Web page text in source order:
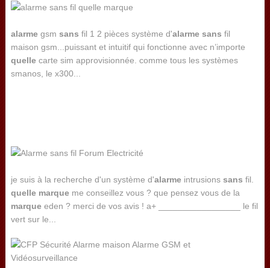
alarmegsm sans fil 1 2 pièces système d'alarme sans fil
maison gsm...puissant et intuitif qui fonctionne avec n’importe
quellecarte sim approvisionnée. comme tous les systèmes
smanos, le x300...
je suis à la recherche d'un système d'alarmeintrusions sans fil.
quelle marqueme conseillez vous ? que pensez vous de la
marqueeden ? merci de vos avis ! a+ _________________ le fil
vert sur le...